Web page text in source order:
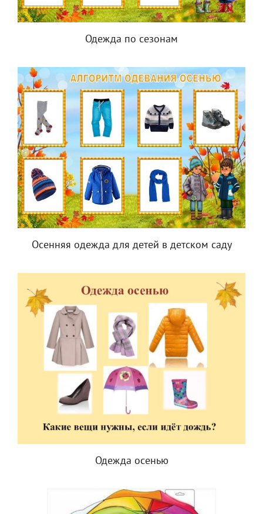
Одежда по сезонам
Осенняя одежда для детей в детском саду
Одежда осенью